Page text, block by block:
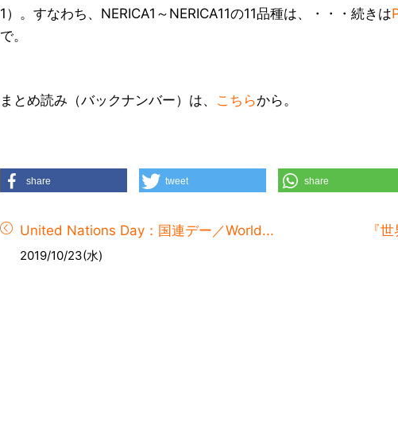
1）。すなわち、NERICA1～NERICA11の11品種は、・・・続きは
で。
まとめ読み（バックナンバー）は、 こちらから。
share tweet share
United Nations Day：国連デー／World...
2019/10/23(水)
『